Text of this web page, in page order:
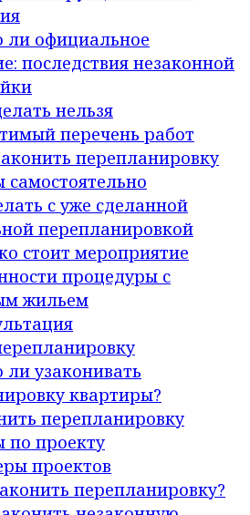
ли официальное
последствия незаконной
нельзя
перечень работ
перепланировку
самостоятельно
с уже сделанной
перепланировкой
стоит мероприятие
процедуры с
жильем
узаконивать
квартиры?
перепланировку
по проекту
проектов
перепланировку?